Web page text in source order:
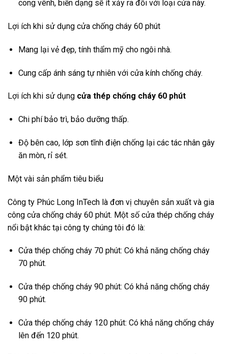
cong vênh, biến dạng sẽ ít xảy ra đối với loại cửa này.
Lợi ích khi sử dụng cửa chống cháy 60 phút
Mang lại vẻ đẹp, tính thẩm mỹ cho ngôi nhà.
Cung cấp ánh sáng tự nhiên với cửa kính chống cháy.
Lợi ích khi sử dụng cửa thép chống cháy 60 phút
Chi phí bảo trì, bảo dưỡng thấp.
Độ bên cao, lớp sơn tĩnh điện chống lại các tác nhân gây
ăn mòn, rỉ sét.
Một vài sản phẩm tiêu biểu
Công ty Phúc Long InTech là đơn vị chuyên sản xuất và gia
công cửa chống cháy 60 phút. Một số cửa thép chống cháy
nổi bật khác tại công ty chúng tôi đó là:
Cửa thép chống cháy 70 phút: Có khả năng chống cháy
70 phút.
Cửa thép chống cháy 90 phút: Có khả năng chống cháy
90 phút.
Cửa thép chống cháy 120 phút: Có khả năng chống cháy
lên đến 120 phút.